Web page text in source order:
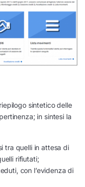
sintetico delle
in sintesi la
tra quelli in attesa di
rifiutati;
con l’evidenza di